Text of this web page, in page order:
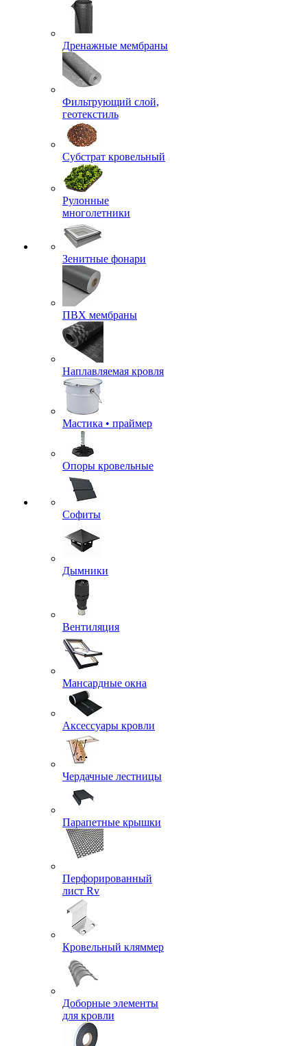
Дренажные мембраны
Фильтрующий слой,
геотекстиль
Субстрат кровельный
Рулонные
многолетники
Зенитные фонари
ПВХ мембраны
Наплавляемая кровля
Мастика • праймер
Опоры кровельные
Софиты
Дымники
Вентиляция
Мансардные окна
Аксессуары кровли
Чердачные лестницы
Парапетные крышки
Перфорированный
лист Rv
Кровельный кляммер
Доборные элементы
для кровли